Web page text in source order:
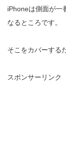
iPhoneは側面が一
なるところです。
そこをカバーする
スポンサーリンク